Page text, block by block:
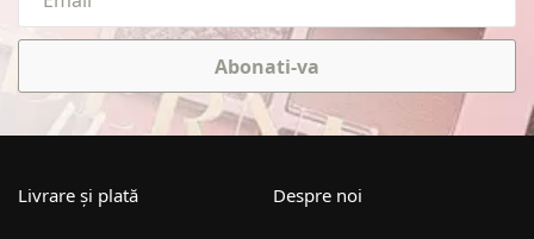
Abonati-va
Livrare și plată Despre noi